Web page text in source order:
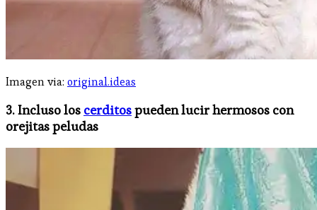
Imagen via: original.ideas
3. Incluso los cerditospueden lucir hermosos con
orejitas peludas